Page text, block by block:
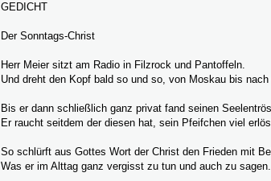
GEDICHT
Der Sonntags-Christ
Herr Meier sitzt am Radio in Filzrock und Pantoffeln.
Und dreht den Kopf bald so und so, von Moskau bis nach
Bis er dann schließlich ganz privat fand seinen
Er raucht seitdem der diesen hat, sein Pfeifchen viel
So schlürft aus Gottes Wort der Christ den Frieden mit
Was er im Alttag ganz vergisst zu tun und auch zu sagen.